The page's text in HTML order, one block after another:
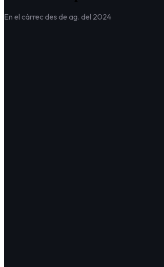
En el càrrec des de ag. del 2024